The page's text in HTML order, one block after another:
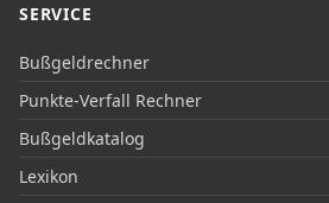
SERVICE
Bußgeldrechner
Punkte-Verfall Rechner
Bußgeldkatalog
Lexikon